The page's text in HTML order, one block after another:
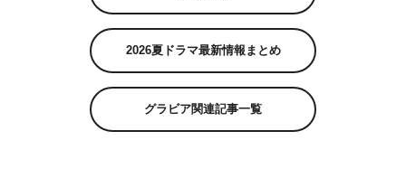
2026夏ドラマ最新情報まとめ
グラビア関連記事一覧